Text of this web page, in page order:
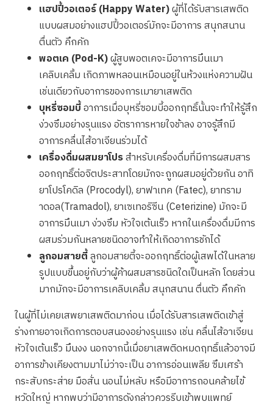
แฮปปี้วอเตอร์ (Happy Water)ผู้ที่ได้รับสารเสพติด
แบบผสมอย่างแฮปปี้วอเตอร์มักจะมีอาการ สนุกสนาน
ตื่นตัว คึกคัก
พอตเค (Pod-K)ผู้สูบพอตเคจะมีอาการมึนเมา
เคลิบเคลิ้ม เกิดภาพหลอนเหมือนอยู่ในห้วงแห่งความฝัน
เช่นเดียวกับอาการของการเมายาเสพติด
บุหรี่ซอมบี้อาการเมื่อบุหรี่ซอมบี้ออกฤทธิ์นั้นจะทำให้รู้สึก
ง่วงซึมอย่างรุนแรง อัตราการหายใจช้าลง อาจรู้สึกมี
อาการคลื่นไส้อาเจียนร่วมได้
เครื่องดื่มผสมยาโปรสำหรับเครื่องดื่มที่มีการผสมสาร
ออกฤทธิ์ต่อจิตประสาทโดยมักจะถูกผสมอยู่ด้วยกัน อาทิ
ยาโปรโคดิล (Procodyl), ยาฟาเทค (Fatec), ยาทราม
าดอล(Tramadol), ยาเซเทอริซีน (Ceterizine) มักจะมี
อาการมึนเมา ง่วงซึม หัวใจเต้นเร็ว หากในเครื่องดื่มมีการ
ผสมร่วมกันหลายชนิดอาจทำให้เกิดอาการชักได้
ลูกอมสายตี้ลูกอมสายตี้จะออกฤทธิ์ต่อผู้เสพได้ในหลาย
รูปแบบขึ้นอยู่กับว่าผู้ค้าผสมสารชนิดใดเป็นหลัก โดยส่วน
มากมักจะมีอาการเคลิบเคลิ้ม สนุกสนาน ตื่นตัว คึกคัก
ในผู้ที่ไม่เคยเสพยาเสพติดมาก่อน เมื่อได้รับสารเสพติดเข้าสู่
ร่างกายอาจเกิดการตอบสนองอย่างรุนแรง เช่น คลื่นไส้อาเจียน
หัวใจเต้นเร็ว มึนงง นอกจากนี้เมื่อยาเสพติดหมดฤทธิ์แล้วอาจมี
อาการข้างเคียงตามมาไม่ว่าจะเป็น อาการอ่อนเพลีย ซึมเศร้า
กระสับกระส่าย มือสั่น นอนไม่หลับ หรือมีอาการถอนคล้ายไข้
หวัดใหญ่ หากพบว่ามีอาการดังกล่าวควรรีบเข้าพบแพทย์